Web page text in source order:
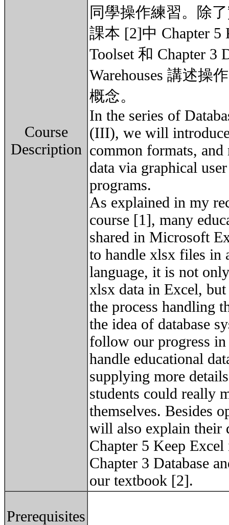
Course
Description
同學操作練習。除
課本 [2]中 Chapter 5
Toolset 和 Chapter 3
Warehouses 講述操
概念。
In the series of
(III), we will introduce
common formats, and
data via graphical
programs.
As explained in my
course [1], many
shared in Microsoft
to handle xlsx files in
language, it is not
xlsx data in Excel,
the process handling
the idea of database
follow our progress
handle educational
supplying more
students could really
themselves. Besides
will also explain their
Chapter 5 Keep
Chapter 3 Database
our textbook [2].
Prerequisites